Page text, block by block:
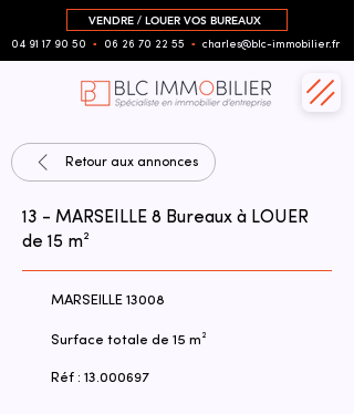
VENDRE / LOUER VOS BUREAUX
04 91 17 90 50 ▪︎ 06 26 70 22 55 ▪︎ charles@blc-immobilier.fr
Retour aux annonces
13 - MARSEILLE 8 Bureaux à LOUER
de 15 m²
MARSEILLE 13008
Surface totale de 15 m²
Réf : 13.000697